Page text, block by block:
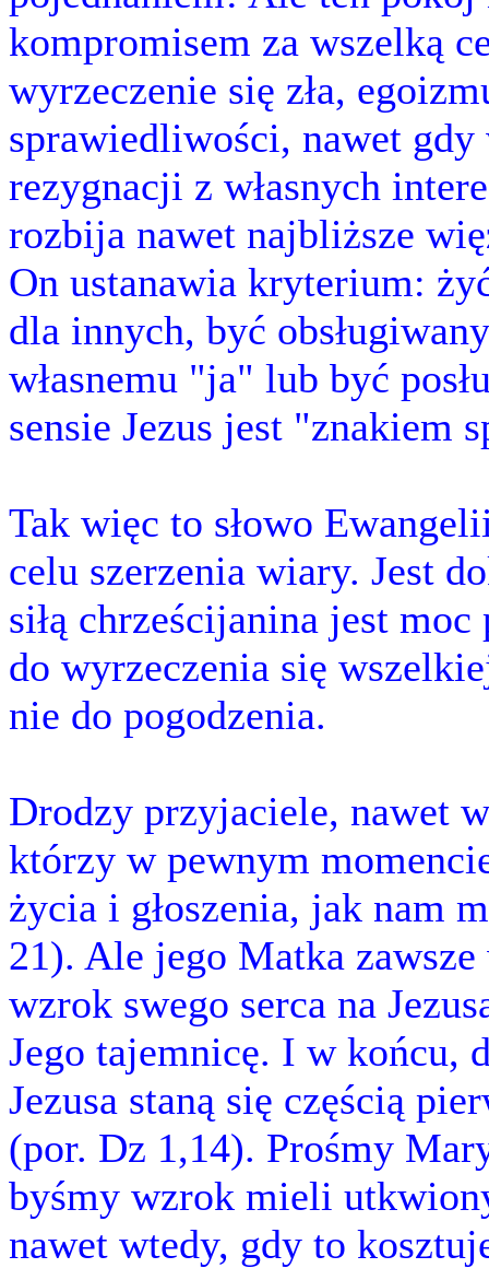
kompromisem za wszelką
wyrzeczenie się zła,
sprawiedliwości, nawet
rezygnacji z własnych
rozbija nawet najbliższe
On ustanawia kryterium:
dla innych, być
własnemu "ja" lub być
sensie Jezus jest "znakiem
Tak więc to słowo
celu szerzenia wiary. Jest
siłą chrześcijanina jest
do wyrzeczenia się
nie do pogodzenia.
Drodzy przyjaciele, nawet
którzy w pewnym
życia i głoszenia, jak nam
21). Ale jego Matka
wzrok swego serca na
Jego tajemnicę. I w
Jezusa staną się częścią
(por. Dz 1,14). Prośmy
byśmy wzrok mieli
nawet wtedy, gdy to